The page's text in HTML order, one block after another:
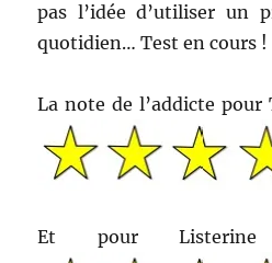
pas l’idée d’utiliser un
quotidien… Test en cours !
La note de l’addicte pour
Et pour